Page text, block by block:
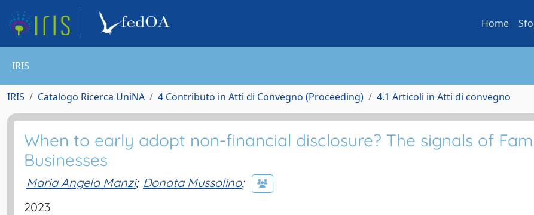
Home
IRIS
IRIS Catalogo Ricerca UniNA 4 Contributo in Atti di Convegno (Proceeding) 4.1 Articoli in Atti di convegno
When to early adopt non-financial disclosure? The signals of
Businesses
Maria Angela Manzi; Donata Mussolino;
2023